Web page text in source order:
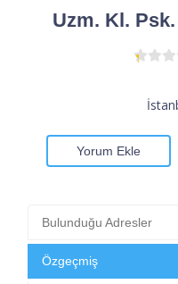
Uzm. Kl.
Yorum Ekle
Bulunduğu Adresler
Özgeçmiş